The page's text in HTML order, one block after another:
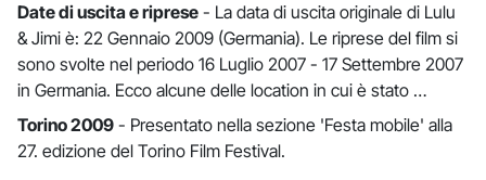
Date di uscita e riprese - La data di uscita originale di Lulu
& Jimi è: 22 Gennaio 2009 (Germania). Le riprese del film si
sono svolte nel periodo 16 Luglio 2007 - 17 Settembre 2007
in Germania. Ecco alcune delle location in cui è stato …
Torino 2009 - Presentato nella sezione 'Festa mobile' alla
27. edizione del Torino Film Festival.